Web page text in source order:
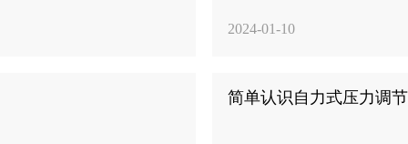
2024-01-10
简单认识自力式压力调